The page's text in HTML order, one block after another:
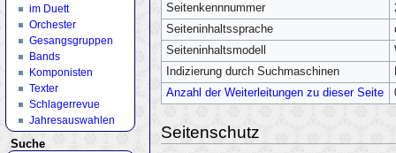
Seitenkennnummer
Seiteninhaltssprache
Seiteninhaltsmodell
Indizierung durch Suchmaschinen
Anzahl der Weiterleitungen zu dieser Seite
Seitenschutz
im Duett
Orchester
Gesangsgruppen
Bands
Komponisten
Texter
Schlagerrevue
Jahresauswahlen
Suche